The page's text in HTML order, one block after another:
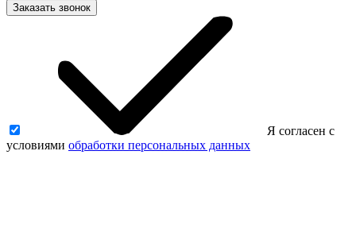
Заказать звонок
Я согласен с
условиями обработки персональных данных